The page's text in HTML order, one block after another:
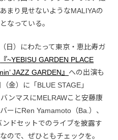
まり見せないようなMALIYAの
なっている。
日）にわたって東京・恵比寿ガ
『~YEBISU GARDEN PLACE
JAZZ GARDEN』 への出演も
金）に「BLUE STAGE」
ンマスにMELRAWこと安藤康
ーにRen Yamamoto（Ba.）、
ドセットでのライブを披露す
ので、ぜひともチェックを。